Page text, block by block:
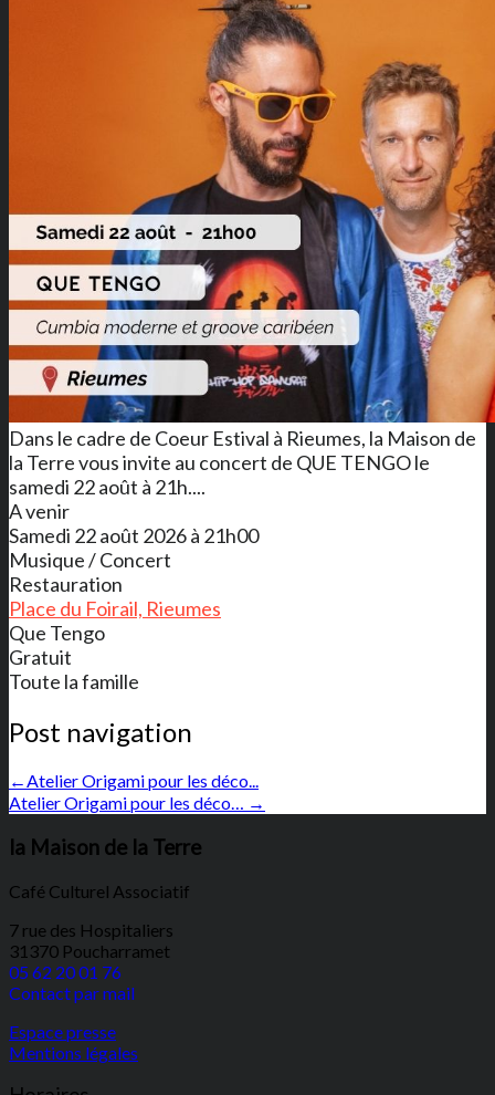
Dans le cadre de Coeur Estival à Rieumes, la Maison de
la Terre vous invite au concert de QUE TENGO le
samedi 22 août à 21h....
A venir
Samedi 22 août 2026 à 21h00
Musique / Concert
Restauration
Place du Foirail, Rieumes
Que Tengo
Gratuit
Toute la famille
Post navigation
←Atelier Origami pour les déco...
Atelier Origami pour les déco… →
la Maison de la Terre
Café Culturel Associatif
7 rue des Hospitaliers
31370 Poucharramet
05 62 20 01 76
Contact par mail
Espace presse
Mentions légales